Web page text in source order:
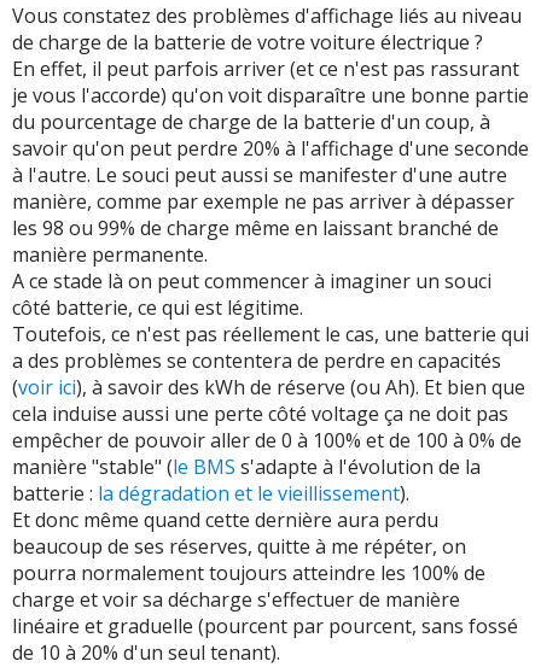
Vous constatez des problèmes d'affichage liés au niveau
de charge de la batterie de votre voiture électrique ?
En effet, il peut parfois arriver (et ce n'est pas rassurant
je vous l'accorde) qu'on voit disparaître une bonne partie
du pourcentage de charge de la batterie d'un coup, à
savoir qu'on peut perdre 20% à l'affichage d'une seconde
à l'autre. Le souci peut aussi se manifester d'une autre
manière, comme par exemple ne pas arriver à dépasser
les 98 ou 99% de charge même en laissant branché de
manière permanente.
A ce stade là on peut commencer à imaginer un souci
côté batterie, ce qui est légitime.
Toutefois, ce n'est pas réellement le cas, une batterie qui
a des problèmes se contentera de perdre en capacités
(voir ici), à savoir des kWh de réserve (ou Ah). Et bien que
cela induise aussi une perte côté voltage ça ne doit pas
empêcher de pouvoir aller de 0 à 100% et de 100 à 0% de
manière "stable" (le BMS s'adapte à l'évolution de la
batterie : la dégradation et le vieillissement).
Et donc même quand cette dernière aura perdu
beaucoup de ses réserves, quitte à me répéter, on
pourra normalement toujours atteindre les 100% de
charge et voir sa décharge s'effectuer de manière
linéaire et graduelle (pourcent par pourcent, sans fossé
de 10 à 20% d'un seul tenant).